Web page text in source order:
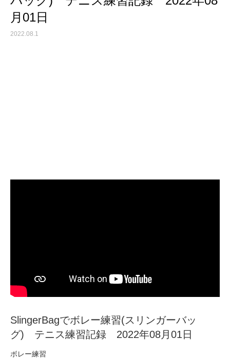
月01日
2022.08.1
SlingerBagでボレー練習(スリンガーバッ
グ) テニス練習記録 2022年08月01日
ボレー練習